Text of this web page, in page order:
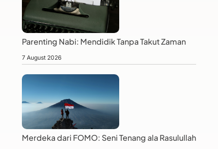
Parenting Nabi: Mendidik Tanpa Takut Zaman
7 August 2026
Merdeka dari FOMO: Seni Tenang ala Rasulullah